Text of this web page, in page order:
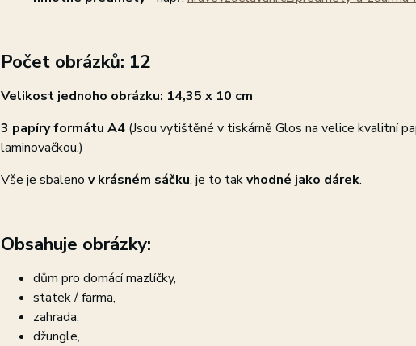
Počet obrázků: 12
Velikost jednoho obrázku: 14,35 x 10 cm
3 papíry formátu A4 (Jsou vytištěné v tiskárně Glos na velice kvalitní
laminovačkou.)
Vše je sbaleno v krásném sáčku, je to takvhodné jako dárek.
Obsahuje obrázky:
dům pro domácí mazlíčky,
statek / farma,
zahrada,
džungle,